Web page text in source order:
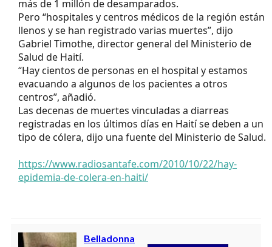
más de 1 millón de desamparados.
Pero “hospitales y centros médicos de la región están
llenos y se han registrado varias muertes”, dijo
Gabriel Timothe, director general del Ministerio de
Salud de Haití.
“Hay cientos de personas en el hospital y estamos
evacuando a algunos de los pacientes a otros
centros”, añadió.
Las decenas de muertes vinculadas a diarreas
registradas en los últimos días en Haití se deben a un
tipo de cólera, dijo una fuente del Ministerio de Salud.
https://www.radiosantafe.com/2010/10/22/hay-
epidemia-de-colera-en-haiti/
Belladonna